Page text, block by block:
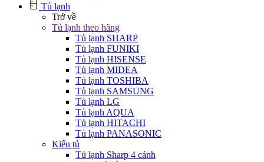
Tủ lạnh
Trở về
Tủ lạnh theo hãng
Tủ lạnh SHARP
Tủ lạnh FUNIKI
Tủ lạnh HISENSE
Tủ lạnh MIDEA
Tủ lạnh TOSHIBA
Tủ lạnh SAMSUNG
Tủ lạnh LG
Tủ lạnh AQUA
Tủ lạnh HITACHI
Tủ lạnh PANASONIC
Kiểu tủ
Tủ lạnh Sharp 4 cánh